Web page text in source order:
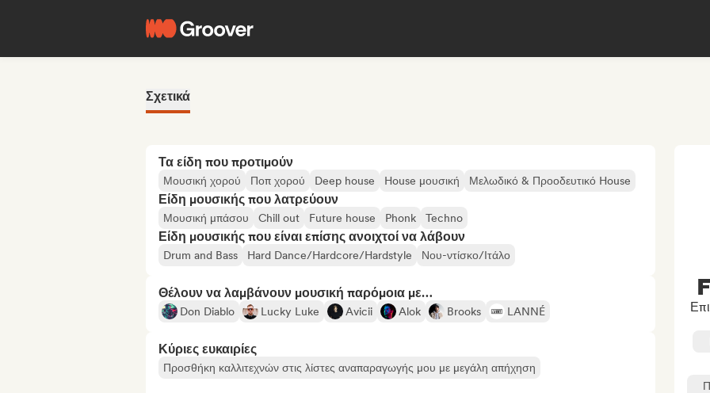
Σχετικά
Τα είδη που προτιμούν
Μουσική χορού Ποπ χορού Deep house House μουσική Μελωδικό & Προοδευτικό House
Είδη μουσικής που λατρεύουν
Μουσική μπάσου Chill out Future house Phonk Techno
Είδη μουσικής που είναι επίσης ανοιχτοί να λάβουν
Drum and Bass Hard Dance/Hardcore/Hardstyle Νου-ντίσκο/Ιτάλο
Θέλουν να λαμβάνουν μουσική παρόμοια με…
Don Diablo Lucky Luke Avicii Alok Brooks LANNÉ
Κύριες ευκαιρίες
Προσθήκη καλλιτεχνών στις λίστες αναπαραγωγής μου με μεγάλη απήχηση